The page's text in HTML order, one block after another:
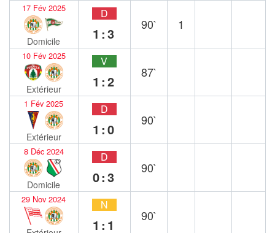
17 Fév 2025
Domicile
D
1:3
90` 1
10 Fév 2025
Extérieur
V
1:2
87`
1 Fév 2025
Extérieur
D
1:0
90`
8 Déc 2024
Domicile
D
0:3
90`
29 Nov 2024 N
1:1
90`